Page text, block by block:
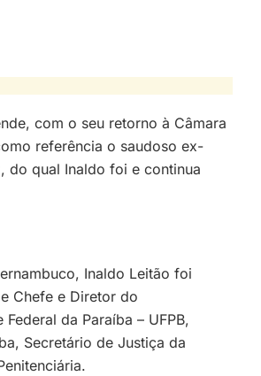
com o seu retorno à Câmara
referência o saudoso ex-
do qual Inaldo foi e continua
Inaldo Leitão foi
Chefe e Diretor do
da Paraíba – UFPB,
Secretário de Justiça da